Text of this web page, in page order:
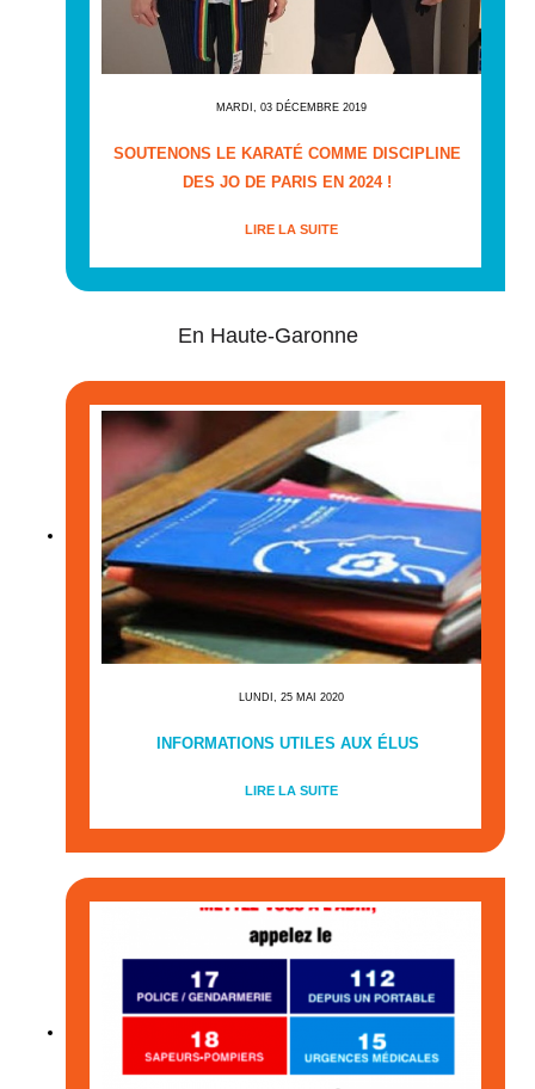
MARDI, 03 DÉCEMBRE 2019
SOUTENONS LE KARATÉ COMME DISCIPLINE
DES JO DE PARIS EN 2024 !
LIRE LA SUITE
En Haute-Garonne
LUNDI, 25 MAI 2020
INFORMATIONS UTILES AUX ÉLUS
LIRE LA SUITE